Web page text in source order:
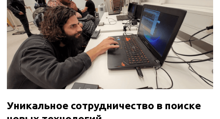
Уникальное сотрудничество в поиске